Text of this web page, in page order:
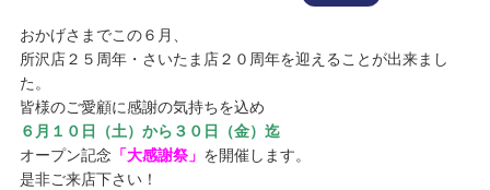
おかげさまでこの６月、
所沢店２５周年・さいたま店２０周年を迎えることが出来まし
た。
皆様のご愛顧に感謝の気持ちを込め
６月１０日（土）から３０日（金）迄
オープン記念 「大感謝祭」 を開催します。
是非ご来店下さい！